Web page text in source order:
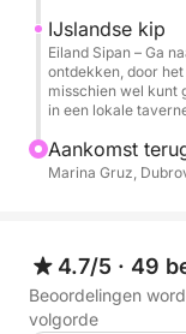
IJslandse kip
Eiland Sipan – Ga
ontdekken, door
misschien wel kunt
in een lokale
Aankomst
Marina Gruz,
4.7/5 · 49
Beoordelingen
volgorde